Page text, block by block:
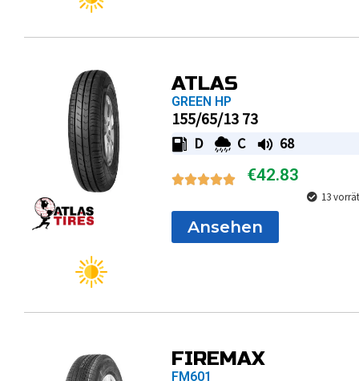
ATLAS
GREEN HP
155/65/13 73
D C 68
€42.83
13
Ansehen
FIREMAX
FM601